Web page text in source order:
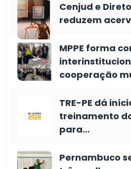
Cenjud e
reduzem
MPPE forma
cooperação
TRE-PE dá
treinamento
para…
Pernambuco